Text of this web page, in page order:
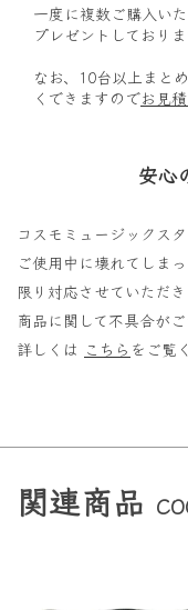
一度に複数ご購入い
プレゼントしておりま
なお、10台以上まと
くできますのでお見
安心
コスモミュージックス
ご使用中に壊れてしま
限り対応させていただき
商品に関して不具合が
詳しくは こちら をご覧
関連商品